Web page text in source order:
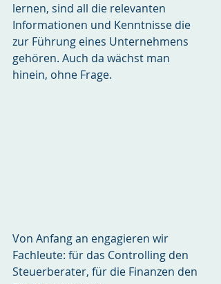
lernen, sind all die relevanten
Informationen und Kenntnisse die
zur Führung eines Unternehmens
gehören. Auch da wächst man
hinein, ohne Frage.
Von Anfang an engagieren wir
Fachleute: für das Controlling den
Steuerberater, für die Finanzen den